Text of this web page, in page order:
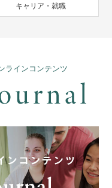
キャリア・就職
ラインコンテンツ